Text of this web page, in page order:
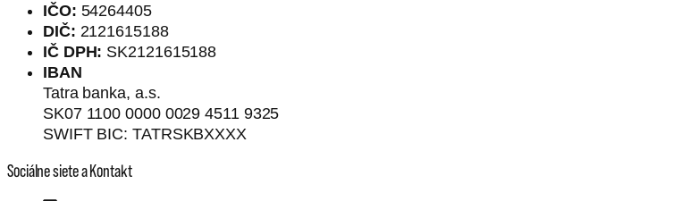
IČO: 54264405
DIČ: 2121615188
IČ DPH: SK2121615188
IBAN
Tatra banka, a.s.
SK07 1100 0000 0029 4511 9325
SWIFT BIC: TATRSKBXXXX
Sociálne siete a Kontakt